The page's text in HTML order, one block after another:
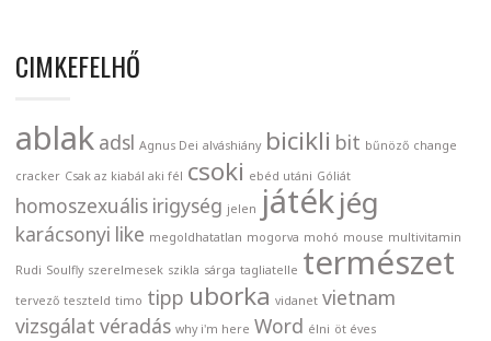
CIMKEFELHŐ
ablak adsl Agnus Dei alváshiány bicikli bit bűnöző change
cracker Csak az kiabál aki fél csoki ebéd utáni Góliát
homoszexuális irigység jelen játékjég
karácsonyi like megoldhatatlan mogorva mohó mouse multivitamin
Rudi Soulfly szerelmesek szikla sárga tagliatelle természet
tervező teszteld timo tipp uborka vidanet vietnam
vizsgálat véradás why i'm here Word élni öt éves